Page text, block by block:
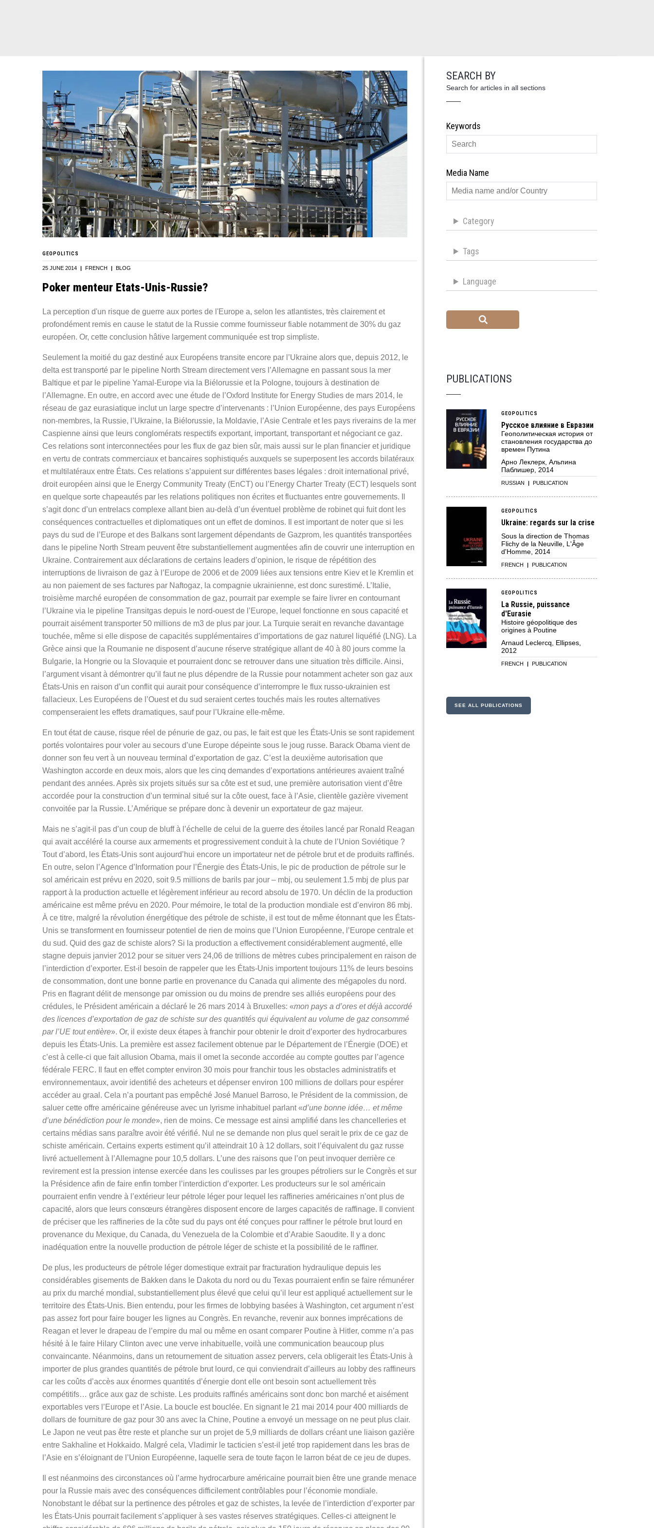
GEOPOLITICS
25 JUNE 2014 | FRENCH | BLOG
Poker menteur Etats-Unis-Russie?
La perception d'un risque de guerre aux portes de l'Europe a, selon les atlantistes, très clairement et
profondément remis en cause le statut de la Russie comme fournisseur fiable notamment de 30% du gaz
européen. Or, cette conclusion hâtive largement communiquée est trop simpliste.
Seulement la moitié du gaz destiné aux Européens transite encore par l’Ukraine alors que, depuis 2012, le
delta est transporté par le pipeline North Stream directement vers l’Allemagne en passant sous la mer
Baltique et par le pipeline Yamal-Europe via la Biélorussie et la Pologne, toujours à destination de
l’Allemagne. En outre, en accord avec une étude de l’Oxford Institute for Energy Studies de mars 2014, le
réseau de gaz eurasiatique inclut un large spectre d’intervenants : l’Union Européenne, des pays Européens
non-membres, la Russie, l’Ukraine, la Biélorussie, la Moldavie, l’Asie Centrale et les pays riverains de la mer
Caspienne ainsi que leurs conglomérats respectifs exportant, important, transportant et négociant ce gaz.
Ces relations sont interconnectées pour les flux de gaz bien sûr, mais aussi sur le plan financier et juridique
en vertu de contrats commerciaux et bancaires sophistiqués auxquels se superposent les accords bilatéraux
et multilatéraux entre États. Ces relations s’appuient sur différentes bases légales : droit international privé,
droit européen ainsi que le Energy Community Treaty (EnCT) ou l’Energy Charter Treaty (ECT) lesquels sont
en quelque sorte chapeautés par les relations politiques non écrites et fluctuantes entre gouvernements. Il
s’agit donc d’un entrelacs complexe allant bien au-delà d’un éventuel problème de robinet qui fuit dont les
conséquences contractuelles et diplomatiques ont un effet de dominos. Il est important de noter que si les
pays du sud de l’Europe et des Balkans sont largement dépendants de Gazprom, les quantités transportées
dans le pipeline North Stream peuvent être substantiellement augmentées afin de couvrir une interruption en
Ukraine. Contrairement aux déclarations de certains leaders d’opinion, le risque de répétition des
interruptions de livraison de gaz à l’Europe de 2006 et de 2009 liées aux tensions entre Kiev et le Kremlin et
au non paiement de ses factures par Naftogaz, la compagnie ukrainienne, est donc surestimé. L’Italie,
troisième marché européen de consommation de gaz, pourrait par exemple se faire livrer en contournant
l’Ukraine via le pipeline Transitgas depuis le nord-ouest de l’Europe, lequel fonctionne en sous capacité et
pourrait aisément transporter 50 millions de m3 de plus par jour. La Turquie serait en revanche davantage
touchée, même si elle dispose de capacités supplémentaires d’importations de gaz naturel liquéfié (LNG). La
Grèce ainsi que la Roumanie ne disposent d’aucune réserve stratégique allant de 40 à 80 jours comme la
Bulgarie, la Hongrie ou la Slovaquie et pourraient donc se retrouver dans une situation très difficile. Ainsi,
l’argument visant à démontrer qu’il faut ne plus dépendre de la Russie pour notamment acheter son gaz aux
États-Unis en raison d’un conflit qui aurait pour conséquence d’interrompre le flux russo-ukrainien est
fallacieux. Les Européens de l’Ouest et du sud seraient certes touchés mais les routes alternatives
compenseraient les effets dramatiques, sauf pour l’Ukraine elle-même.
En tout état de cause, risque réel de pénurie de gaz, ou pas, le fait est que les États-Unis se sont rapidement
portés volontaires pour voler au secours d’une Europe dépeinte sous le joug russe. Barack Obama vient de
donner son feu vert à un nouveau terminal d’exportation de gaz. C’est la deuxième autorisation que
Washington accorde en deux mois, alors que les cinq demandes d’exportations antérieures avaient traîné
pendant des années. Après six projets situés sur sa côte est et sud, une première autorisation vient d’être
accordée pour la construction d’un terminal situé sur la côte ouest, face à l’Asie, clientèle gazière vivement
convoitée par la Russie. L’Amérique se prépare donc à devenir un exportateur de gaz majeur.
Mais ne s’agit-il pas d’un coup de bluff à l’échelle de celui de la guerre des étoiles lancé par Ronald Reagan
qui avait accéléré la course aux armements et progressivement conduit à la chute de l’Union Soviétique ?
Tout d’abord, les États-Unis sont aujourd’hui encore un importateur net de pétrole brut et de produits raffinés.
En outre, selon l’Agence d’Information pour l’Énergie des États-Unis, le pic de production de pétrole sur le
sol américain est prévu en 2020, soit 9.5 millions de barils par jour – mbj, ou seulement 1.5 mbj de plus par
rapport à la production actuelle et légèrement inférieur au record absolu de 1970. Un déclin de la production
américaine est même prévu en 2020. Pour mémoire, le total de la production mondiale est d’environ 86 mbj.
À ce titre, malgré la révolution énergétique des pétrole de schiste, il est tout de même étonnant que les États-
Unis se transforment en fournisseur potentiel de rien de moins que l’Union Européenne, l’Europe centrale et
du sud. Quid des gaz de schiste alors? Si la production a effectivement considérablement augmenté, elle
stagne depuis janvier 2012 pour se situer vers 24,06 de trillions de mètres cubes principalement en raison de
l’interdiction d’exporter. Est-il besoin de rappeler que les États-Unis importent toujours 11% de leurs besoins
de consommation, dont une bonne partie en provenance du Canada qui alimente des mégapoles du nord.
Pris en flagrant délit de mensonge par omission ou du moins de prendre ses alliés européens pour des
crédules, le Président américain a déclaré le 26 mars 2014 à Bruxelles: «mon pays a d’ores et déjà accordé
des licences d’exportation de gaz de schiste sur des quantités qui équivalent au volume de gaz consommé
par l’UE tout entière». Or, il existe deux étapes à franchir pour obtenir le droit d’exporter des hydrocarbures
depuis les États-Unis. La première est assez facilement obtenue par le Département de l’Énergie (DOE) et
c’est à celle-ci que fait allusion Obama, mais il omet la seconde accordée au compte gouttes par l’agence
fédérale FERC. Il faut en effet compter environ 30 mois pour franchir tous les obstacles administratifs et
environnementaux, avoir identifié des acheteurs et dépenser environ 100 millions de dollars pour espérer
accéder au graal. Cela n’a pourtant pas empêché José Manuel Barroso, le Président de la commission, de
saluer cette offre américaine généreuse avec un lyrisme inhabituel parlant «d’une bonne idée… et même
d’une bénédiction pour le monde», rien de moins. Ce message est ainsi amplifié dans les chancelleries et
certains médias sans paraître avoir été vérifié. Nul ne se demande non plus quel serait le prix de ce gaz de
schiste américain. Certains experts estiment qu’il atteindrait 10 à 12 dollars, soit l’équivalent du gaz russe
livré actuellement à l’Allemagne pour 10,5 dollars. L’une des raisons que l’on peut invoquer derrière ce
revirement est la pression intense exercée dans les coulisses par les groupes pétroliers sur le Congrès et sur
la Présidence afin de faire enfin tomber l’interdiction d’exporter. Les producteurs sur le sol américain
pourraient enfin vendre à l’extérieur leur pétrole léger pour lequel les raffineries américaines n’ont plus de
capacité, alors que leurs consœurs étrangères disposent encore de larges capacités de raffinage. Il convient
de préciser que les raffineries de la côte sud du pays ont été conçues pour raffiner le pétrole brut lourd en
provenance du Mexique, du Canada, du Venezuela de la Colombie et d’Arabie Saoudite. Il y a donc
inadéquation entre la nouvelle production de pétrole léger de schiste et la possibilité de le raffiner.
De plus, les producteurs de pétrole léger domestique extrait par fracturation hydraulique depuis les
considérables gisements de Bakken dans le Dakota du nord ou du Texas pourraient enfin se faire rémunérer
au prix du marché mondial, substantiellement plus élevé que celui qu’il leur est appliqué actuellement sur le
territoire des États-Unis. Bien entendu, pour les firmes de lobbying basées à Washington, cet argument n’est
pas assez fort pour faire bouger les lignes au Congrès. En revanche, revenir aux bonnes imprécations de
Reagan et lever le drapeau de l’empire du mal ou même en osant comparer Poutine à Hitler, comme n’a pas
hésité à le faire Hilary Clinton avec une verve inhabituelle, voilà une communication beaucoup plus
convaincante. Néanmoins, dans un retournement de situation assez pervers, cela obligerait les États-Unis à
importer de plus grandes quantités de pétrole brut lourd, ce qui conviendrait d’ailleurs au lobby des raffineurs
car les coûts d’accès aux énormes quantités d’énergie dont elle ont besoin sont actuellement très
compétitifs… grâce aux gaz de schiste. Les produits raffinés américains sont donc bon marché et aisément
exportables vers l’Europe et l’Asie. La boucle est bouclée. En signant le 21 mai 2014 pour 400 milliards de
dollars de fourniture de gaz pour 30 ans avec la Chine, Poutine a envoyé un message on ne peut plus clair.
Le Japon ne veut pas être reste et planche sur un projet de 5,9 milliards de dollars créant une liaison gazière
entre Sakhaline et Hokkaido. Malgré cela, Vladimir le tacticien s’est-il jeté trop rapidement dans les bras de
l’Asie en s’éloignant de l’Union Européenne, laquelle sera de toute façon le larron béat de ce jeu de dupes.
Il est néanmoins des circonstances où l’arme hydrocarbure américaine pourrait bien être une grande menace
pour la Russie mais avec des conséquences difficilement contrôlables pour l’économie mondiale.
Nonobstant le débat sur la pertinence des pétroles et gaz de schistes, la levée de l’interdiction d’exporter par
les États-Unis pourrait facilement s’appliquer à ses vastes réserves stratégiques. Celles-ci atteignent le
SEARCH BY
Search for articles in all sections
Keywords
Media Name
Category
Tags
Language
PUBLICATIONS
GEOPOLITICS
Русское влияние в Евразии
Геополитическая история от
становления государства до
времен Путина
Арно Леклерк, Альпина
Паблишер, 2014
RUSSIAN | PUBLICATION
GEOPOLITICS
Ukraine: regards sur la crise
Sous la direction de Thomas
Flichy de la Neuville, L'Âge
d'Homme, 2014
FRENCH | PUBLICATION
GEOPOLITICS
La Russie, puissance
d'Eurasie
Histoire géopolitique des
origines à Poutine
Arnaud Leclercq, Ellipses,
2012
FRENCH | PUBLICATION
SEE ALL PUBLICATIONS